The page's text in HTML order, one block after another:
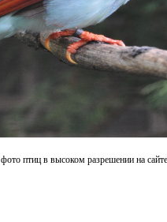
птиц в высоком разрешении на